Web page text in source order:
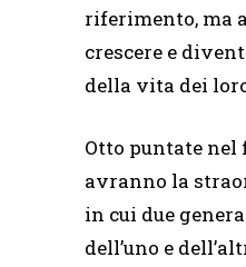
riferimento, ma
crescere e
della vita dei
Otto puntate nel
avranno la
in cui due
dell’uno e